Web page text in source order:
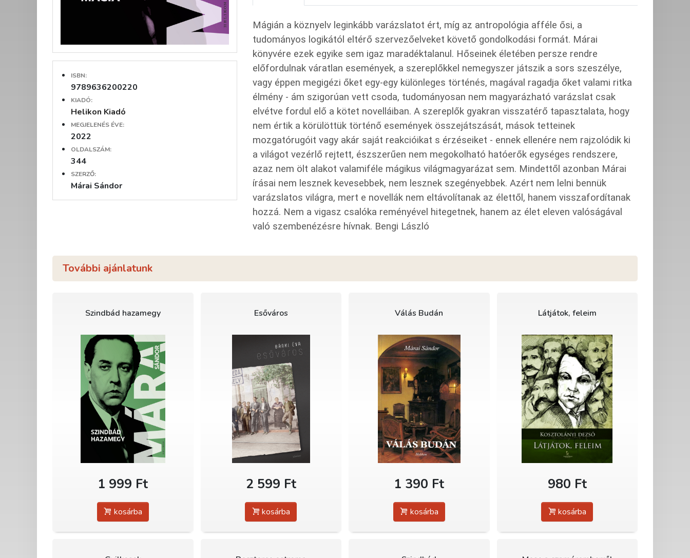
ISBN:
9789636200220
KIADÓ:
Helikon Kiadó
MEGJELENÉS ÉVE:
2022
OLDALSZÁM:
344
SZERZŐ:
Márai Sándor
Mágián a köznyelv leginkább varázslatot ért, míg az antropológia afféle ősi, a
tudományos logikától eltérő szervezőelveket követő gondolkodási formát. Márai
könyvére ezek egyike sem igaz maradéktalanul. Hőseinek életében persze rendre
előfordulnak váratlan események, a szereplőkkel nemegyszer játszik a sors szeszélye,
vagy éppen megigézi őket egy-egy különleges történés, magával ragadja őket valami ritka
élmény - ám szigorúan vett csoda, tudományosan nem magyarázható varázslat csak
elvétve fordul elő a kötet novelláiban. A szereplők gyakran visszatérő tapasztalata, hogy
nem értik a körülöttük történő események összejátszását, mások tetteinek
mozgatórugóit vagy akár saját reakcióikat s érzéseiket - ennek ellenére nem rajzolódik ki
a világot vezérlő rejtett, észszerűen nem megokolható hatóerők egységes rendszere,
azaz nem ölt alakot valamiféle mágikus világmagyarázat sem. Mindettől azonban Márai
írásai nem lesznek kevesebbek, nem lesznek szegényebbek. Azért nem lelni bennük
varázslatos világra, mert e novellák nem eltávolítanak az élettől, hanem visszafordítanak
hozzá. Nem a vigasz csalóka reményével hitegetnek, hanem az élet eleven valóságával
való szembenézésre hívnak. Bengi László
További ajánlatunk
Szindbád hazamegy
1 999 Ft
kosárba
Esőváros
2 599 Ft
kosárba
Válás Budán
1 390 Ft
kosárba
Látjátok, feleim
980 Ft
kosárba